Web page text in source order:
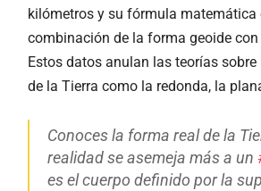
kilómetros y su fórmula matemática
combinación de la forma geoide con
Estos datos anulan las teorías
de la Tierra como la redonda, la
Conoces la forma real de la
realidad se asemeja más a un
es el cuerpo definido por la